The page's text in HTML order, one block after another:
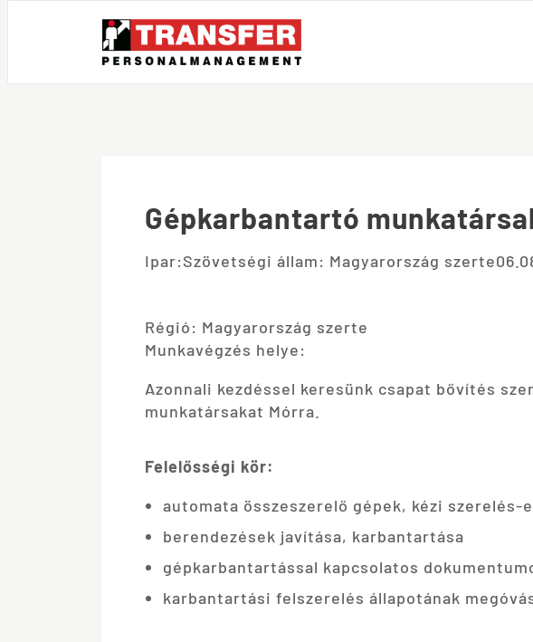
Gépkarbantartó
Ipar:Szövetségi állam: Magyarország szerte
Régió: Magyarország szerte
Munkavégzés helye:
Azonnali kezdéssel keresünk csapat bővítés
munkatársakat Mórra.
Felelősségi kör:
automata összeszerelő gépek, kézi szerelés-
berendezések javítása, karbantartása
gépkarbantartással kapcsolatos
karbantartási felszerelés állapotának